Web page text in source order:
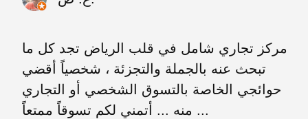
مركز تجاري شامل في قلب الرياض تجد كل ما
تبحث عنه بالجملة والتجزئة ، شخصياً أقضي
حوائجي الخاصة بالتسوق الشخصي أو التجاري
منه ... أتمني لكم تسوقاً ممتعاً ...